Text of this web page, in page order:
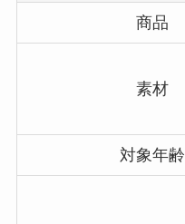
商品
素材
対象年齢